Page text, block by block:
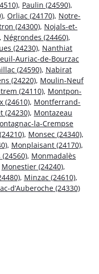
, Paulin (24590),
, Orliac (24170), Notre-
(24300), Nojals-et-
Négrondes (24460),
(24230), Nanthiat
Auriac-de-Bourzac
(24590), Nabirat
(24220), Moulin-Neuf
(24110), Montpon-
(24610), Montferrand-
(24230), Montazeau
la-Crempse
, Monsec (24340),
, Monplaisant (24170),
, Monmadalès
Monestier (24240),
, Minzac (24610),
d’Auberoche (24330)